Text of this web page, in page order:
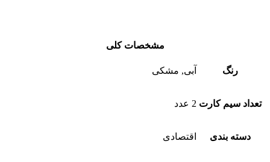
مشخصات کلی
رنگ آبی, مشکی
تعداد سیم کارت 2 عدد
دسته بندی اقتصادی